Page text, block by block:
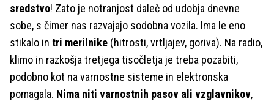
sredstvo! Zato je notranjost daleč od udobja dnevne
sobe, s čimer nas razvajajo sodobna vozila. Ima le eno
stikalo in tri merilnike (hitrosti, vrtljajev, goriva). Na radio,
klimo in razkošja tretjega tisočletja je treba pozabiti,
podobno kot na varnostne sisteme in elektronska
pomagala. Nima niti varnostnih pasov ali vzglavnikov,